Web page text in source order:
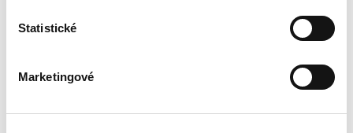
Statistické
Marketingové
690,00 Kč
svého druhu věnuje syntéze problematiky